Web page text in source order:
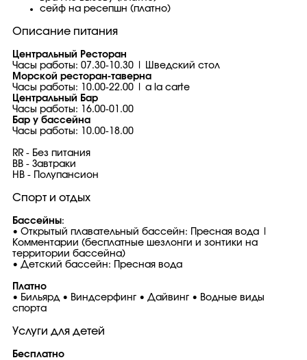
сейф на ресепшн (платно)
Описание питания
Центральный Ресторан
Часы работы: 07.30-10.30 | Шведский стол
Морской ресторан-таверна
Часы работы: 10.00-22.00 | a la carte
Центральный Бар
Часы работы: 16.00-01.00
Бар у бассейна
Часы работы: 10.00-18.00
RR - Без питания
BB - Завтраки
HB - Полупансион
Спорт и отдых
Бассейны:
• Открытый плавательный бассейн: Пресная вода |
Комментарии (бесплатные шезлонги и зонтики на
территории бассейна)
• Детский бассейн: Пресная вода
Платно
• Бильярд • Виндсерфинг • Дайвинг • Водные виды
спорта
Услуги для детей
Бесплатно